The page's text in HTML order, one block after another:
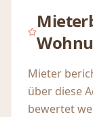
Mieter
über diese
bewertet